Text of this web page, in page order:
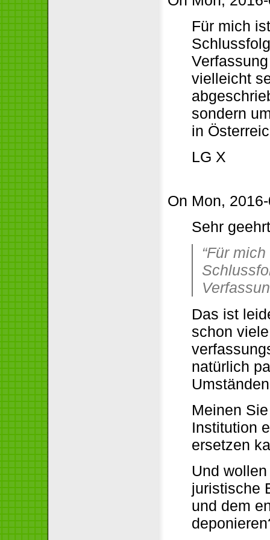
Für mich
vielleicht
sondern
in
LG X
On Mon,
Sehr
“Für
Das ist
schon
natürlich
Meinen
Institution
ersetzen
Und
juristische
und dem